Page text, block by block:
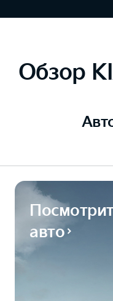
Обзор
авто